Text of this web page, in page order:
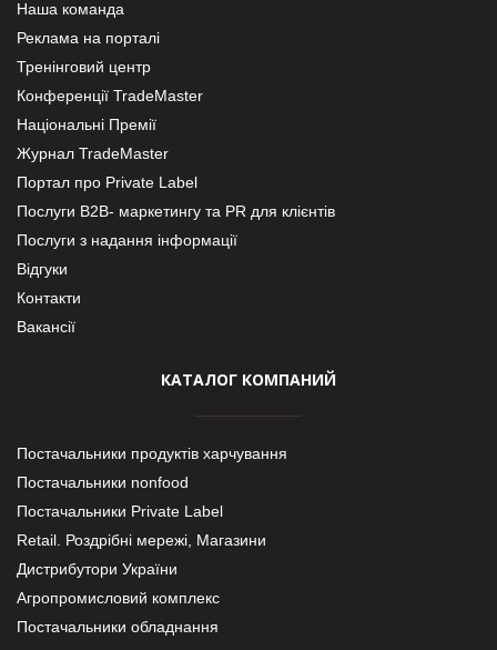
Наша команда
Реклама на порталі
Тренінговий центр
Конференції TradeMaster
Національні Премії
Журнал TradeMaster
Портал про Private Label
Послуги В2В- маркетингу та PR для клієнтів
Послуги з надання інформації
Відгуки
Контакти
Вакансії
КАТАЛОГ КОМПАНИЙ
Постачальники продуктів харчування
Постачальники nonfood
Постачальники Private Label
Retail. Роздрібні мережі, Магазини
Дистрибутори України
Агропромисловий комплекс
Постачальники обладнання